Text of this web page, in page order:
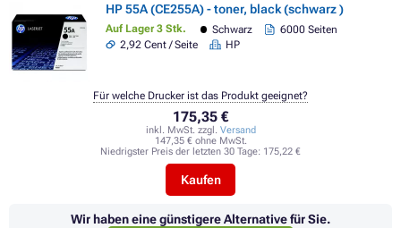
HP 55A (CE255A) - toner, black (schwarz )
Auf Lager 3 Stk. Schwarz
6000 Seiten
2,92 Cent / Seite
HP
175,35 €
inkl. MwSt. zzgl. Versand
147,35 € ohne MwSt.
Niedrigster Preis der letzten 30 Tage: 175,22 €
Kaufen
Für welche Drucker ist das Produkt geeignet?
Wir haben eine günstigere Alternative für Sie.